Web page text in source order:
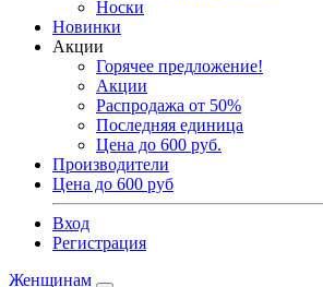
Носки
Новинки
Акции
Горячее предложение!
Акции
Распродажа от 50%
Последняя единица
Цена до 600 руб.
Производители
Цена до 600 руб
Вход
Регистрация
Женщинам